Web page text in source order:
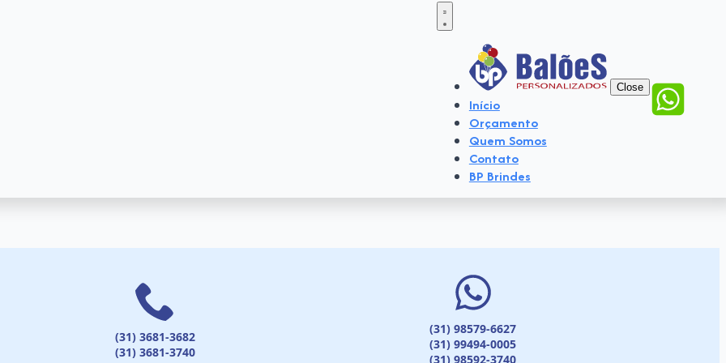
Close
Início
Orçamento
Quem Somos
Contato
BP Brindes
(31) 3681-3682
(31) 3681-3740
(31) 98579-6627
(31) 99494-0005
(31) 98592-3740